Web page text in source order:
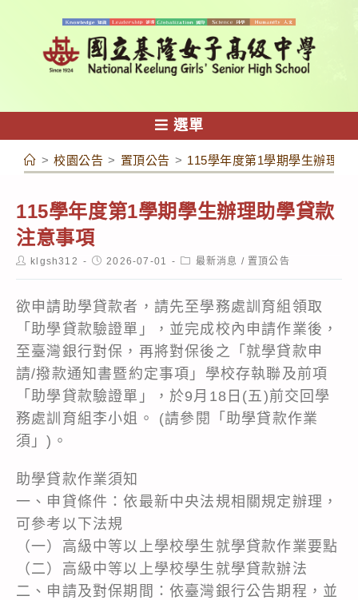
容
選單
> 校園公告 > 置頂公告 > 115學年度第1學期學生辦理助
115學年度第1學期學生辦理助學貸款
注意事項
Postklgsh312
Post2026-07-01
Post最新消息 / 置頂公告
欲申請助學貸款者，請先至學務處訓育組領取
「助學貸款驗證單」，並完成校內申請作業後，
至臺灣銀行對保，再將對保後之「就學貸款申
請/撥款通知書暨約定事項」學校存執聯及前項
「助學貸款驗證單」，於9月18日(五)前交回學
務處訓育組李小姐。 (請參閱「助學貸款作業
須」)。
助學貸款作業須知
一、申貸條件：依最新中央法規相關規定辦理，
可參考以下法規
（一）高級中等以上學校學生就學貸款作業要點
（二）高級中等以上學校學生就學貸款辦法
二、申請及對保期間：依臺灣銀行公告期程，並